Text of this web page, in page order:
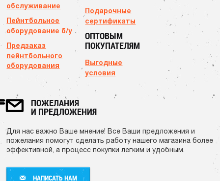
обслуживание
Пейнтбольное
оборудование б/у
Предзаказ
пейнтбольного
оборудования
Подарочные
сертификаты
ОПТОВЫМ
ПОКУПАТЕЛЯМ
Выгодные
условия
ПОЖЕЛАНИЯ
И ПРЕДЛОЖЕНИЯ
Для нас важно Ваше мнение! Все Ваши предложения и
пожелания помогут сделать работу нашего магазина более
эффективной, а процесс покупки легким и удобным.
НАПИСАТЬ НАМ